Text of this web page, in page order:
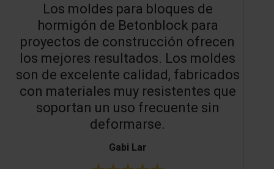
Los moldes para bloques de
hormigón de Betonblock para
proyectos de construcción ofrecen
los mejores resultados. Los moldes
son de excelente calidad, fabricados
con materiales muy resistentes que
soportan un uso frecuente sin
deformarse.
Gabi Lar